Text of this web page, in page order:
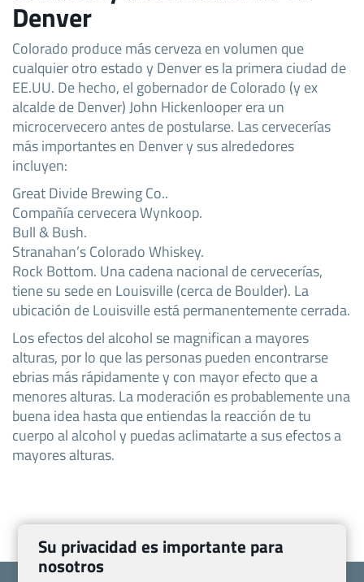
Denver
Colorado produce más cerveza en volumen que
cualquier otro estado y Denver es la primera ciudad de
EE.UU. De hecho, el gobernador de Colorado (y ex
alcalde de Denver) John Hickenlooper era un
microcervecero antes de postularse. Las cervecerías
más importantes en Denver y sus alrededores
incluyen:
Great Divide Brewing Co..
Compañía cervecera Wynkoop.
Bull & Bush.
Stranahan’s Colorado Whiskey.
Rock Bottom. Una cadena nacional de cervecerías,
tiene su sede en Louisville (cerca de Boulder). La
ubicación de Louisville está permanentemente cerrada.
Los efectos del alcohol se magnifican a mayores
alturas, por lo que las personas pueden encontrarse
ebrias más rápidamente y con mayor efecto que a
menores alturas. La moderación es probablemente una
buena idea hasta que entiendas la reacción de tu
cuerpo al alcohol y puedas aclimatarte a sus efectos a
mayores alturas.
Su privacidad es importante para
nosotros